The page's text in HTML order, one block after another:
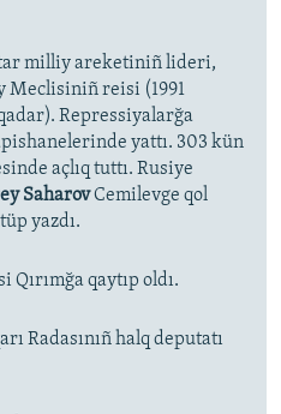
milliy areketiniñ lideri,
Meclisiniñ reisi (1991
Repressiyalarğa
yattı. 303 kün
açlıq tuttı. Rusiye
SaharovCemilevge qol
yazdı.
Qırımğa qaytıp oldı.
Radasınıñ halq deputatı